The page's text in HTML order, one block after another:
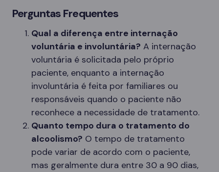
Perguntas Frequentes
Qual a diferença entre internação
voluntária e involuntária? A internação
voluntária é solicitada pelo próprio
paciente, enquanto a internação
involuntária é feita por familiares ou
responsáveis quando o paciente não
reconhece a necessidade de tratamento.
Quanto tempo dura o tratamento do
alcoolismo? O tempo de tratamento
pode variar de acordo com o paciente,
mas geralmente dura entre 30 a 90 dias,